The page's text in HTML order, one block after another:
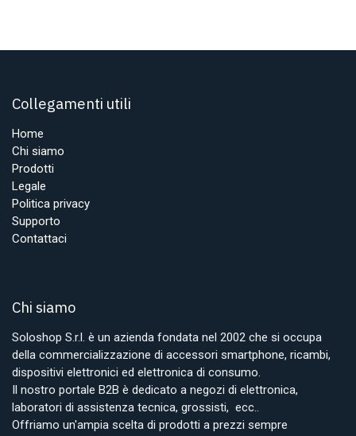
Collegamenti utili
Home
Chi siamo
Prodotti
Legale
Politica privacy
Supporto
Contattaci
Chi siamo
Soloshop S.r.l. è un azienda fondata nel 2002 che si occupa
della commercializzazione di accessori smartphone, ricambi,
dispositivi elettronici ed elettronica di consumo.
Il nostro portale B2B è dedicato a negozi di elettronica,
laboratori di assistenza tecnica, grossisti, ecc..
Offriamo un'ampia scelta di prodotti a prezzi sempre